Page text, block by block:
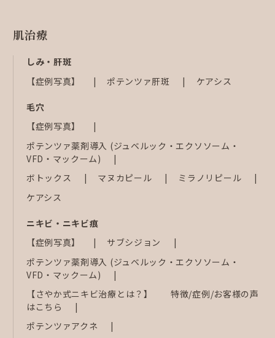
肌治療
しみ・肝斑
【症例写真】
ポテンツァ肝斑 ケアシス
毛穴
【症例写真】
ポテンツァ薬剤導入 (ジュベルック・エクソソーム・
VFD・マックーム)
ボトックス
マヌカピール
ミラノリピール
ケアシス
ニキビ・ニキビ痕
【症例写真】
サブシジョン
ポテンツァ薬剤導入 (ジュベルック・エクソソーム・
VFD・マックーム)
【さやか式ニキビ治療とは？】 特徴/症例/お客様の声
はこちら
ポテンツァアクネ